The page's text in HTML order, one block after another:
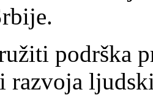
podrška
razvoja